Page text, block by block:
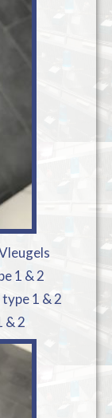
1 & 2
1 & 2
& 2